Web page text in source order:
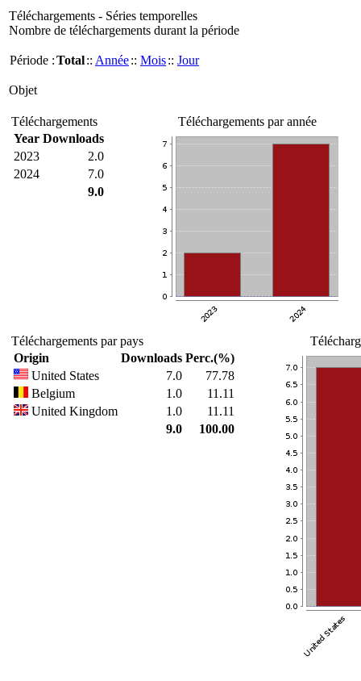
Téléchargements - Séries temporelles
Nombre de téléchargements durant la période
Période :Total:: Année:: Mois:: Jour
Objet
Téléchargements
Year Downloads
2023
2.0
2024
7.0
9.0
Téléchargements par année
Téléchargements par pays
Origin
Downloads Perc.(%)
United States
7.0
77.78
Belgium
1.0
11.11
United Kingdom
1.0
11.11
9.0
100.00